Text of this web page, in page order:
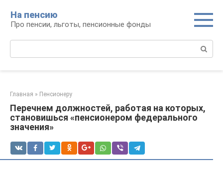
контенту
На пенсию
Про пенсии, льготы, пенсионные фонды
Главная » Пенсионеру
Перечнем должностей, работая на которых,
становишься «пенсионером федерального
значения»